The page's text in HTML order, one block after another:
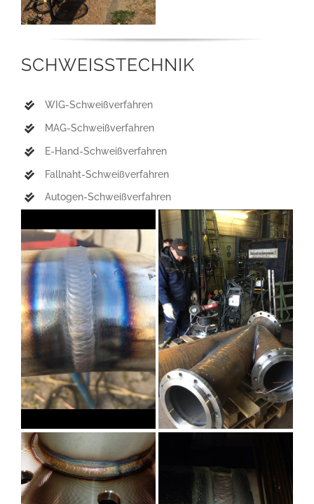
SCHWEISSTECHNIK
WIG-Schweißverfahren
MAG-Schweißverfahren
E-Hand-Schweißverfahren
Fallnaht-Schweißverfahren
Autogen-Schweißverfahren